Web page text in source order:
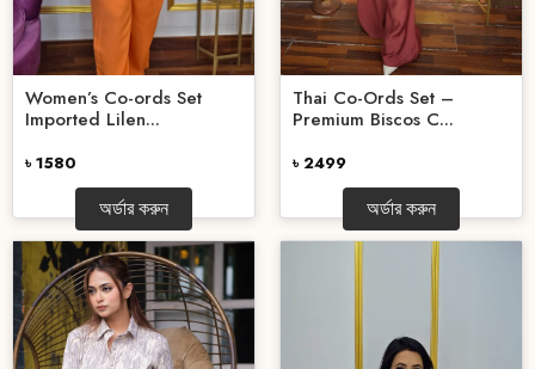
Women’s Co-ords Set
Imported Lilen...
৳ 1580
অর্ডার করুন
Thai Co-Ords Set –
Premium Biscos C...
৳ 2499
অর্ডার করুন